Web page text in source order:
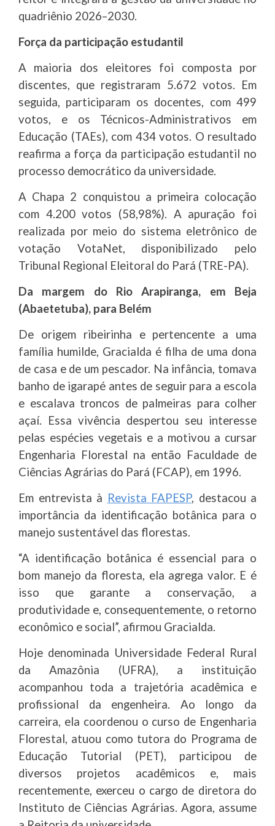
quadriênio 2026–2030.
Força da participação estudantil
A maioria dos eleitores foi composta por
discentes, que registraram 5.672 votos. Em
seguida, participaram os docentes, com 499
votos, e os Técnicos-Administrativos em
Educação (TAEs), com 434 votos. O resultado
reafirma a força da participação estudantil no
processo democrático da universidade.
A Chapa 2 conquistou a primeira colocação
com 4.200 votos (58,98%). A apuração foi
realizada por meio do sistema eletrônico de
votação VotaNet, disponibilizado pelo
Tribunal Regional Eleitoral do Pará (TRE-PA).
Da margem do Rio Arapiranga, em Beja
(Abaetetuba), para Belém
De origem ribeirinha e pertencente a uma
família humilde, Gracialda é filha de uma dona
de casa e de um pescador. Na infância, tomava
banho de igarapé antes de seguir para a escola
e escalava troncos de palmeiras para colher
açaí. Essa vivência despertou seu interesse
pelas espécies vegetais e a motivou a cursar
Engenharia Florestal na então Faculdade de
Ciências Agrárias do Pará (FCAP), em 1996.
Em entrevista à Revista FAPESP, destacou a
importância da identificação botânica para o
manejo sustentável das florestas.
“A identificação botânica é essencial para o
bom manejo da floresta, ela agrega valor. E é
isso que garante a conservação, a
produtividade e, consequentemente, o retorno
econômico e social”, afirmou Gracialda.
Hoje denominada Universidade Federal Rural
da Amazônia (UFRA), a instituição
acompanhou toda a trajetória acadêmica e
profissional da engenheira. Ao longo da
carreira, ela coordenou o curso de Engenharia
Florestal, atuou como tutora do Programa de
Educação Tutorial (PET), participou de
diversos projetos acadêmicos e, mais
recentemente, exerceu o cargo de diretora do
Instituto de Ciências Agrárias. Agora, assume